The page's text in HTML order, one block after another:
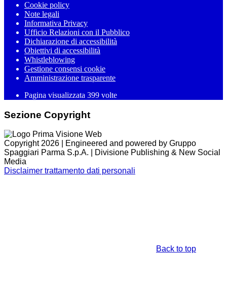
Cookie policy
Note legali
Informativa Privacy
Ufficio Relazioni con il Pubblico
Dichiarazione di accessibilità
Obiettivi di accessibilità
Whistleblowing
Gestione consensi cookie
Amministrazione trasparente
Pagina visualizzata 399 volte
Sezione Copyright
Copyright 2026 | Engineered and powered by Gruppo
Spaggiari Parma S.p.A. | Divisione Publishing & New Social
Media
Disclaimer trattamento dati personali
Back to top